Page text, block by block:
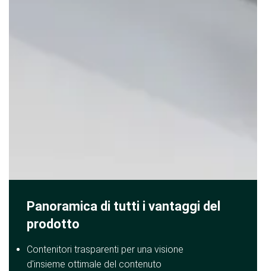
Panoramica di tutti i vantaggi del
prodotto
Contenitori trasparenti per una visione
d'insieme ottimale del contenuto